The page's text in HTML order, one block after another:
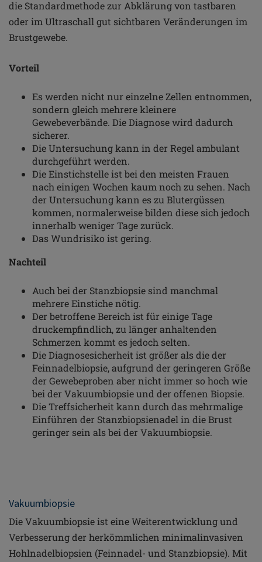
die Standardmethode zur Abklärung von tastbaren
oder im Ultraschall gut sichtbaren Veränderungen im
Brustgewebe.
Vorteil
Es werden nicht nur einzelne Zellen entnommen,
sondern gleich mehrere kleinere
Gewebeverbände. Die Diagnose wird dadurch
sicherer.
Die Untersuchung kann in der Regel ambulant
durchgeführt werden.
Die Einstichstelle ist bei den meisten Frauen
nach einigen Wochen kaum noch zu sehen. Nach
der Untersuchung kann es zu Blutergüssen
kommen, normalerweise bilden diese sich jedoch
innerhalb weniger Tage zurück.
Das Wundrisiko ist gering.
Nachteil
Auch bei der Stanzbiopsie sind manchmal
mehrere Einstiche nötig.
Der betroffene Bereich ist für einige Tage
druckempfindlich, zu länger anhaltenden
Schmerzen kommt es jedoch selten.
Die Diagnosesicherheit ist größer als die der
Feinnadelbiopsie, aufgrund der geringeren Größe
der Gewebeproben aber nicht immer so hoch wie
bei der Vakuumbiopsie und der offenen Biopsie.
Die Treffsicherheit kann durch das mehrmalige
Einführen der Stanzbiopsienadel in die Brust
geringer sein als bei der Vakuumbiopsie.
Vakuumbiopsie
Die Vakuumbiopsie ist eine Weiterentwicklung und
Verbesserung der herkömmlichen minimalinvasiven
Hohlnadelbiopsien (Feinnadel- und Stanzbiopsie). Mit